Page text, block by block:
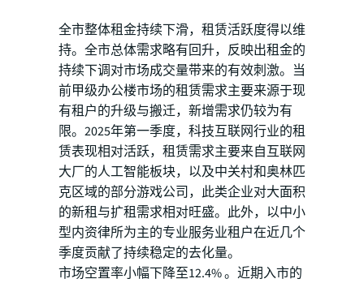
全市整体租金持续下滑，租赁活跃度得以维
持。全市总体需求略有回升，反映出租金的
持续下调对市场成交量带来的有效刺激。当
前甲级办公楼市场的租赁需求主要来源于现
有租户的升级与搬迁，新增需求仍较为有
限。2025年第一季度，科技互联网行业的租
赁表现相对活跃，租赁需求主要来自互联网
大厂的人工智能板块，以及中关村和奥林匹
克区域的部分游戏公司，此类企业对大面积
的新租与扩租需求相对旺盛。此外，以中小
型内资律所为主的专业服务业租户在近几个
季度贡献了持续稳定的去化量。
市场空置率小幅下降至12.4% 。近期入市的